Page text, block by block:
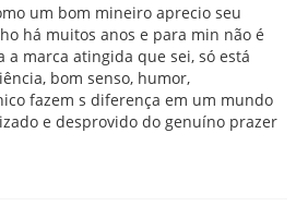
um bom mineiro aprecio seu
há muitos anos e para min não é
a marca atingida que sei, só está
bom senso, humor,
fazem s diferença em um mundo
e desprovido do genuíno prazer